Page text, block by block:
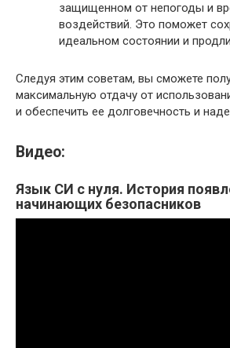
защищенном от непогоды и
воздействий. Это поможет
идеальном состоянии и
Следуя этим советам, вы сможете
максимальную отдачу от
и обеспечить ее долговечность и
Видео:
Язык СИ с нуля. История
начинающих безопасников